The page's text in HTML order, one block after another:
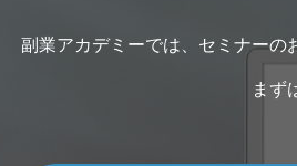
副業アカデミーでは、セミナー
まず